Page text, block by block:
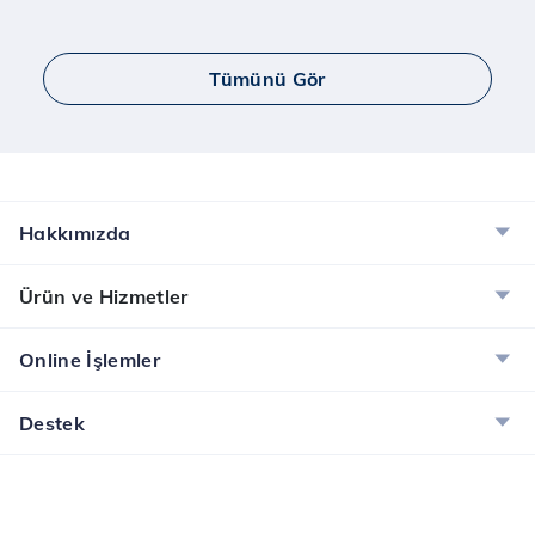
Tümünü Gör
Hakkımızda
Ürün ve Hizmetler
Online İşlemler
Destek